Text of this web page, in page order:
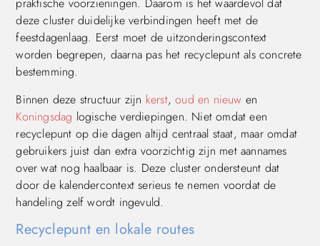
praktische voorzieningen. Daarom is het waardevol dat
deze cluster duidelijke verbindingen heeft met de
feestdagenlaag. Eerst moet de uitzonderingscontext
worden begrepen, daarna pas het recyclepunt als concrete
bestemming.
Binnen deze structuur zijn kerst,oud en nieuw en
Koningsdag logische verdiepingen. Niet omdat een
recyclepunt op die dagen altijd centraal staat, maar omdat
gebruikers juist dan extra voorzichtig zijn met aannames
over wat nog haalbaar is. Deze cluster ondersteunt dat
door de kalendercontext serieus te nemen voordat de
handeling zelf wordt ingevuld.
Recyclepunt en lokale routes